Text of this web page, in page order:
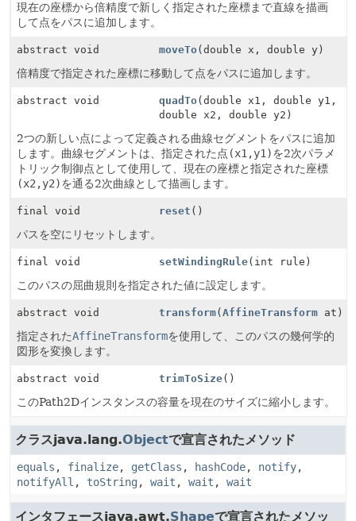
現在の座標から倍精度で新しく指定された座標まで直線を描画
して点をパスに追加します。
abstract void moveTo(double x, double y)
倍精度で指定された座標に移動して点をパスに追加します。
abstract void quadTo(double x1, double y1,
double x2, double y2)
2つの新しい点によって定義される曲線セグメントをパスに追加
します。曲線セグメントは、指定された点 (x1,y1)を2次パラメ
トリック制御点として使用して、現在の座標と指定された座標
(x2,y2)を通る2次曲線として描画します。
final void reset ()
パスを空にリセットします。
final void setWindingRule(int rule)
このパスの屈曲規則を指定された値に設定します。
abstract void transform(AffineTransform at)
指定されたAffineTransformを使用して、このパスの幾何学的
図形を変換します。
abstract void trimToSize()
このPath2Dインスタンスの容量を現在のサイズに縮小します。
クラスjava.lang.Objectで宣言されたメソッド
equals , finalize, getClass , hashCode, notify,
notifyAll , toString , wait , wait , wait
インタフェースjava.awt.Shapeで宣言されたメソッ